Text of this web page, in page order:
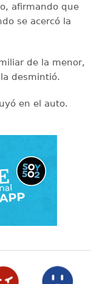
afirmando que
se acercó la
de la menor,
desmintió.
en el auto.